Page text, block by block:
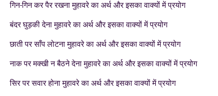
गिन-गिन कर पैर रखना मुहावरे का अर्थ और इसका वाक्यों में प्रयोग
बंदर घुड़की देना मुहावरे का अर्थ और इसका वाक्यों में प्रयोग
छाती पर साँप लोटना मुहावरे का अर्थ और इसका वाक्यों में प्रयोग
नाक पर मक्खी न बैठने देना मुहावरे का अर्थ और इसका वाक्यों में प्रयोग
सिर पर सवार होना मुहावरे का अर्थ और इसका वाक्यों में प्रयोग